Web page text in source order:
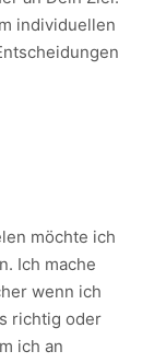
individuellen
möchte ich
Ich mache
wenn ich
richtig oder
ich an